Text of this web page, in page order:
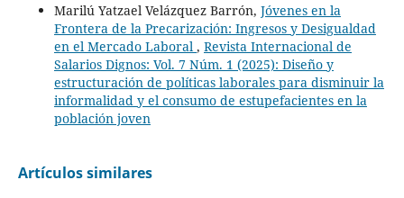
Marilú Yatzael Velázquez Barrón, Jóvenes en la
Frontera de la Precarización: Ingresos y Desigualdad
en el Mercado Laboral , Revista Internacional de
Salarios Dignos: Vol. 7 Núm. 1 (2025): Diseño y
estructuración de políticas laborales para disminuir la
informalidad y el consumo de estupefacientes en la
población joven
Artículos similares